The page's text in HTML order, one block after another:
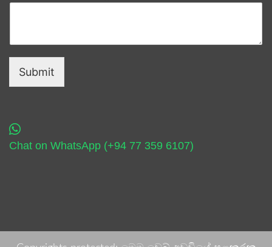
Submit
Chat on WhatsApp (+94 77 359 6107)